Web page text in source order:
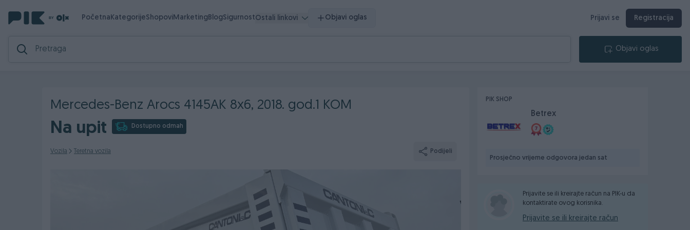
PočetnaKategorijeShopoviMarketingBlogSigurnostOstali linkovi Objavi oglas Prijavi se Registracija
Objavi oglas
Mercedes-Benz Arocs 4145AK 8x6, 2018. god.1 KOM
Na upit Dostupno odmah
Vozila Teretna vozila Podijeli
PIK SHOP
Betrex
Prosječno vrijeme odgovora jedan sat
Prijavite se ili kreirajte račun na PIK-u da
kontaktirate ovog korisnika.
Prijavite se ili kreirajte račun